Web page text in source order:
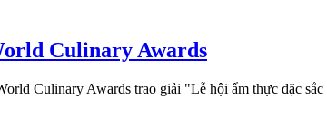
Culinary Awards
Culinary Awards trao giải "Lễ hội ẩm thực đặc